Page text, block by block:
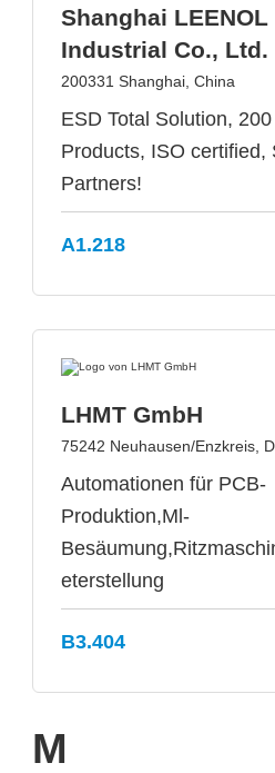
Shanghai LEENOL
Industrial Co., Ltd.
200331 Shanghai, China
ESD Total Solution,
Products, ISO certified,
Partners!
A1.218
LHMT GmbH
75242 Neuhausen/Enzkreis,
Automationen für PCB-
Produktion,Ml-
eterstellung
B3.404
M